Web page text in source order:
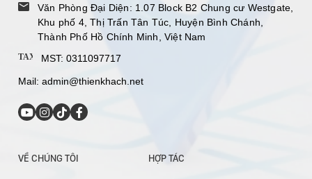
Văn Phòng Đại Diện: 1.07 Block B2 Chung cư Westgate,
Khu phố 4, Thị Trấn Tân Túc, Huyện Bình Chánh,
Thành Phố Hồ Chính Minh, Việt Nam
TAX MST: 0311097717
Mail: admin@thienkhach.net
VỀ CHÚNG TÔI HỢP TÁC